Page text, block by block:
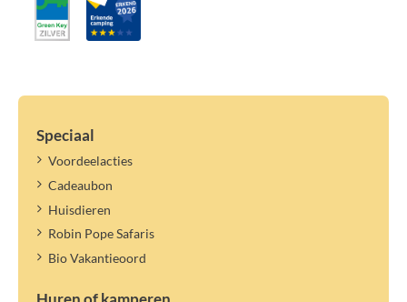
Speciaal
Voordeelacties
Cadeaubon
Huisdieren
Robin Pope Safaris
Bio Vakantieoord